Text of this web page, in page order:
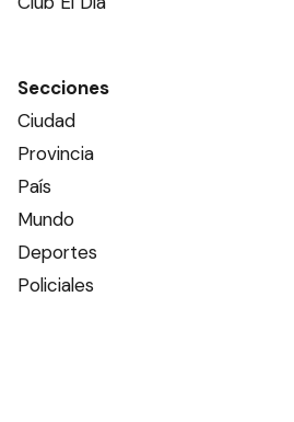
Secciones
Ciudad
Provincia
País
Mundo
Deportes
Policiales